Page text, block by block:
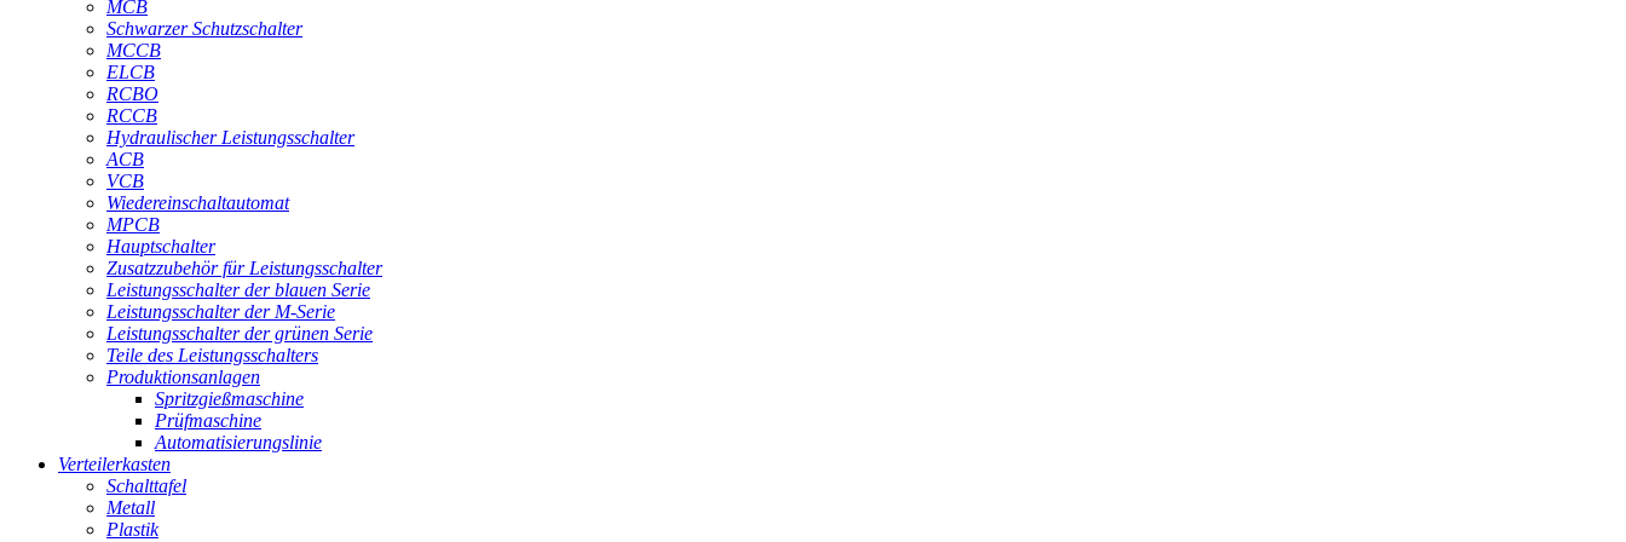
MCB
Schwarzer Schutzschalter
MCCB
ELCB
RCBO
RCCB
Hydraulischer Leistungsschalter
ACB
VCB
Wiedereinschaltautomat
MPCB
Hauptschalter
Zusatzzubehör für Leistungsschalter
Leistungsschalter der blauen Serie
Leistungsschalter der M-Serie
Leistungsschalter der grünen Serie
Teile des Leistungsschalters
Produktionsanlagen
Spritzgießmaschine
Prüfmaschine
Automatisierungslinie
Verteilerkasten
Schalttafel
Metall
Plastik